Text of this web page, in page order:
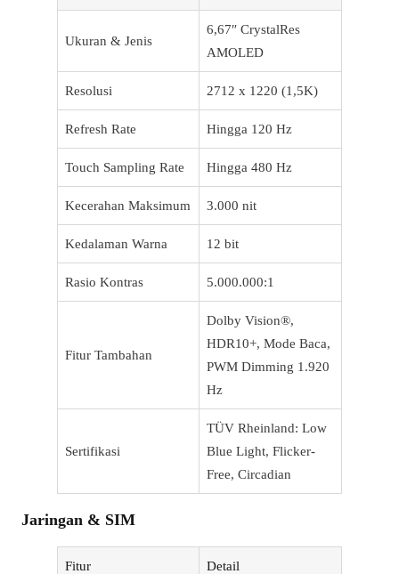
Ukuran & Jenis
6,67″ CrystalRes
AMOLED
Resolusi 2712 x 1220 (1,5K)
Refresh Rate Hingga 120 Hz
Touch Sampling Rate Hingga 480 Hz
Kecerahan Maksimum 3.000 nit
Kedalaman Warna 12 bit
Rasio Kontras 5.000.000:1
Fitur Tambahan
Dolby Vision®,
HDR10+, Mode Baca,
PWM Dimming 1.920
Hz
Sertifikasi
TÜV Rheinland: Low
Blue Light, Flicker-
Free, Circadian
Jaringan & SIM
Fitur Detail